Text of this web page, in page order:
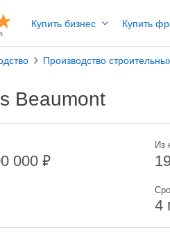
Купить бизнес Купить
Производство
Beaumont
000 ₽
Из
4